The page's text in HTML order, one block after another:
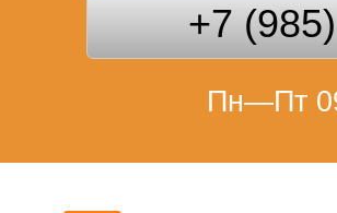
+7
Пн—Пт